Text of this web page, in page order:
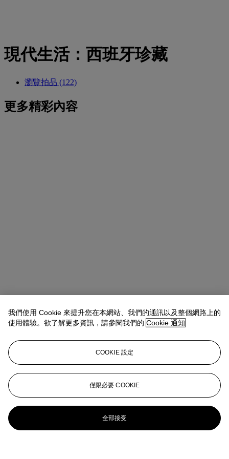
現代生活：西班牙珍藏
瀏覽拍品 (122)
更多精彩內容
我們使用 Cookie 來提升您在本網站、我們的通訊以及整個網路上的
使用體驗。欲了解更多資訊，請參閱我們的 Cookie 通知
COOKIE 設定
僅限必要 COOKIE
全部接受